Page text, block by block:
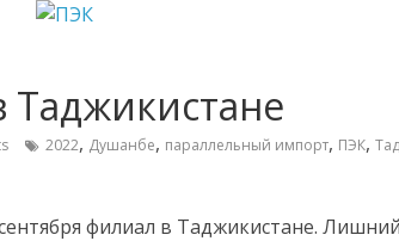
2022, Душанбе, параллельный импорт, ПЭК,
филиал в Таджикистане.